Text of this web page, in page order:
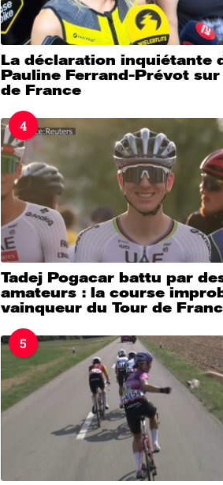
La déclaration inquiétante
Pauline Ferrand-Prévot sur
de France
4
Tadej Pogacar battu par
amateurs : la course
vainqueur du Tour de
5